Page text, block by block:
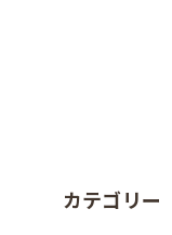
カテゴリー